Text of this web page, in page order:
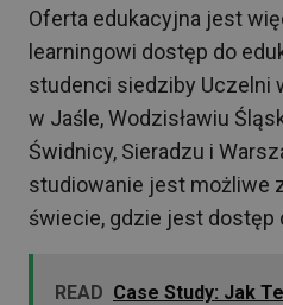
Oferta edukacyjna jest
learningowi dostęp do
studenci siedziby Uczelni
w Jaśle, Wodzisławiu
Świdnicy, Sieradzu i
studiowanie jest możliwe
świecie, gdzie jest dostęp
READ Case Study: Jak